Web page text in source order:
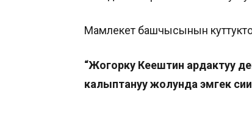
Мамлекет башчысынын
“Жогорку Кеңештин ардактуу
калыптануу жолунда эмгек